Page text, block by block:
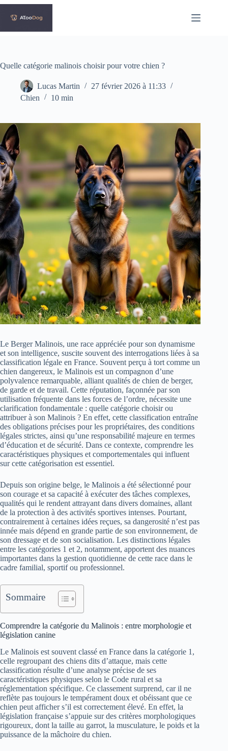
Passer
contenu
Quelle catégorie malinois choisir pour votre chien ?
Lucas Martin
27 février 2026 à 11:33
Chien
10 min
Le Berger Malinois, une race appréciée pour son dynamisme
et son intelligence, suscite souvent des interrogations liées à sa
classification légale en France. Souvent perçu à tort comme un
chien dangereux, le Malinois est un compagnon d’une
polyvalence remarquable, alliant qualités de chien de berger,
de garde et de travail. Cette réputation, façonnée par son
utilisation fréquente dans les forces de l’ordre, nécessite une
clarification fondamentale : quelle catégorie choisir ou
attribuer à son Malinois ? En effet, cette classification entraîne
des obligations précises pour les propriétaires, des conditions
légales strictes, ainsi qu’une responsabilité majeure en termes
d’éducation et de sécurité. Dans ce contexte, comprendre les
caractéristiques physiques et comportementales qui influent
sur cette catégorisation est essentiel.
Depuis son origine belge, le Malinois a été sélectionné pour
son courage et sa capacité à exécuter des tâches complexes,
qualités qui le rendent attrayant dans divers domaines, allant
de la protection à des activités sportives intenses. Pourtant,
contrairement à certaines idées reçues, sa dangerosité n’est pas
innée mais dépend en grande partie de son environnement, de
son dressage et de son socialisation. Les distinctions légales
entre les catégories 1 et 2, notamment, apportent des nuances
importantes dans la gestion quotidienne de cette race dans le
cadre familial, sportif ou professionnel.
Sommaire
Comprendre la catégorie du Malinois : entre morphologie et
législation canine
Le Malinois est souvent classé en France dans la catégorie 1,
celle regroupant des chiens dits d’attaque, mais cette
classification résulte d’une analyse précise de ses
caractéristiques physiques selon le Code rural et sa
réglementation spécifique. Ce classement surprend, car il ne
reflète pas toujours le tempérament doux et obéissant que ce
chien peut afficher s’il est correctement élevé. En effet, la
législation française s’appuie sur des critères morphologiques
rigoureux, dont la taille au garrot, la musculature, le poids et la
puissance de la mâchoire du chien.